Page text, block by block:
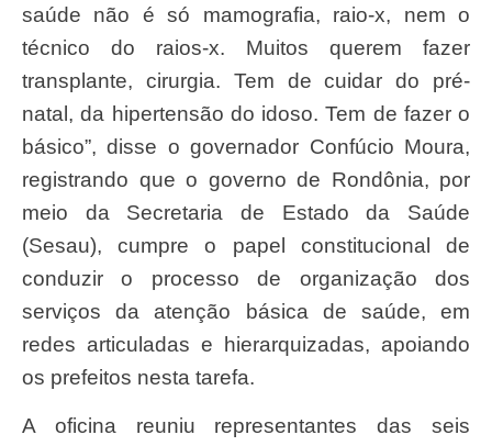
saúde não é só mamografia, raio-x, nem o
técnico do raios-x. Muitos querem fazer
transplante, cirurgia. Tem de cuidar do pré-
natal, da hipertensão do idoso. Tem de fazer o
básico”, disse o governador Confúcio Moura,
registrando que o governo de Rondônia, por
meio da Secretaria de Estado da Saúde
(Sesau), cumpre o papel constitucional de
conduzir o processo de organização dos
serviços da atenção básica de saúde, em
redes articuladas e hierarquizadas, apoiando
os prefeitos nesta tarefa.
A oficina reuniu representantes das seis